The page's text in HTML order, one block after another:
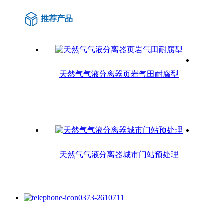
推荐产品
天然气气液分离器页岩气田耐腐型
天然气气液分离器城市门站预处理
0373-2610711